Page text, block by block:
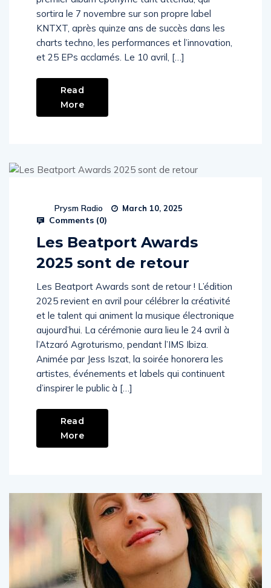
sortira le 7 novembre sur son propre label
KNTXT, après quinze ans de succès dans les
charts techno, les performances et l’innovation,
et 25 EPs acclamés. Le 10 avril, […]
Read
More
Prysm Radio March 10, 2025
Comments (0)
Les Beatport Awards
2025 sont de retour
Les Beatport Awards sont de retour ! L’édition
2025 revient en avril pour célébrer la créativité
et le talent qui animent la musique électronique
aujourd’hui. La cérémonie aura lieu le 24 avril à
l’Atzaró Agroturismo, pendant l’IMS Ibiza.
Animée par Jess Iszat, la soirée honorera les
artistes, événements et labels qui continuent
d’inspirer le public à […]
Read
More